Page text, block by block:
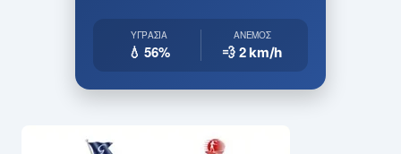
ΥΓΡΑΣΊΑ
💧 56%
ΆΝΕΜΟΣ
💨 2km/h